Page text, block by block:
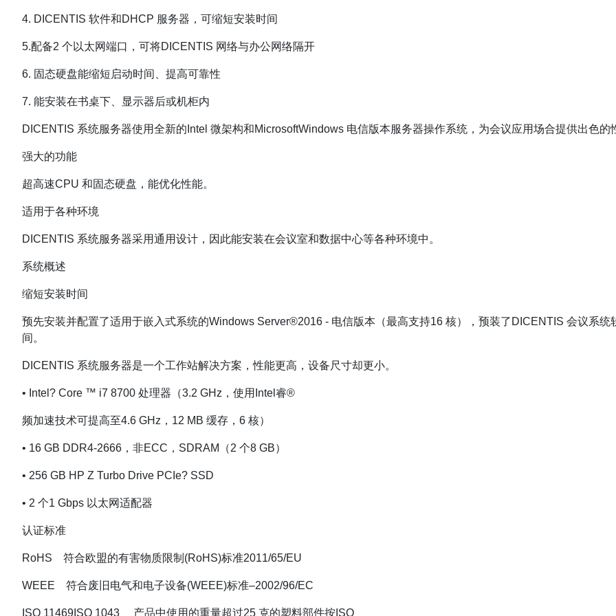
4. DICENTIS 软件和DHCP 服务器，可缩短安装时间
5.配备2 个以太网端口，可将DICENTIS 网络与办公网络隔开
6. 固态硬盘能缩短启动时间、提高可靠性
7. 能安装在书桌下、显示器后或机柜内
DICENTIS 系统服务器使用全新的Intel 微架构和MicrosoftWindows 电信版本服务器操作系统，为会议应用场合提供出色的
强大的功能
超高速CPU 和固态硬盘，能优化性能。
适用于各种环境
DICENTIS 系统服务器采用通用设计，因此能安装在会议室和数据中心等各种环境中。
系统概述
缩短安装时间
预先安装并配置了适用于嵌入式系统的Windows Server®2016 - 电信版本（最高支持16 核），预装了DICENTIS 会议系
间。
DICENTIS 系统服务器是一个工作站解决方案，性能更高，设备尺寸却更小。
• Intel? Core ™ i7 8700 处理器（3.2 GHz，使用Intel睿®
频加速技术可提高至4.6 GHz，12 MB 缓存，6 核）
• 16 GB DDR4-2666，非ECC，SDRAM（2 个8 GB）
• 256 GB HP Z Turbo Drive PCIe? SSD
• 2 个1 Gbps 以太网适配器
认证标准
RoHS 符合欧盟的有害物质限制(RoHS)标准2011/65/EU
WEEE 符合废旧电气和电子设备(WEEE)标准–2002/96/EC
ISO 11469ISO 1043 产品中使用的重量超过25 克的塑料部件按ISO